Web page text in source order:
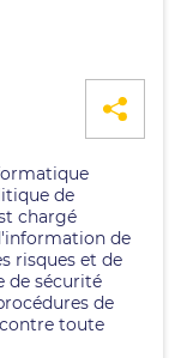
de
chargé
de
risques et de
de sécurité
de
toute